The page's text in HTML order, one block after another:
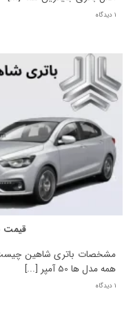
1 دیدگاه
قیمت
مشخصات باتری شاهین
همه مدل ها 50 آمپر [...]
1 دیدگاه